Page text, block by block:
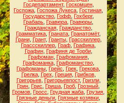
Госдепартамент, Госкомцен,
Госпожа Госпожа Лукеса Гостиная
Государство Гофф Гохберг,
Грабарь Гравюра Гравюры
Гражданская, Гражданство,
Грамматика Граната Гранатомёт,
Грани, Грант, Гранты, Грасскиллер,
Грассскиллер Граф Графика
Графин, Графиня де Торби,
Графоман, Графомания,
Графоманка, Графоманство,
Графоманы Грейс Грек Грекова
Грелка, Грех Греция, Грибков,
Григорьев, Григорьевпост, Гризли,
Грин Грис Гриша Гроб Грозный
Громов Гросс Грудная жаба Грузия
Грязные деньги Грязные козявки